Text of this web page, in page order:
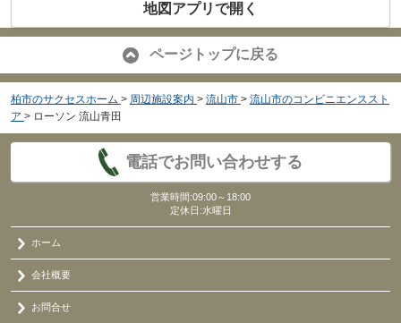
地図アプリで開く
ページトップに戻る
柏市のサクセスホーム > 周辺施設案内 > 流山市 > 流山市のコンビニエンススト
ア > ローソン 流山青田
電話でお問い合わせする
営業時間:09:00～18:00
定休日:水曜日
ホーム
会社概要
お問合せ